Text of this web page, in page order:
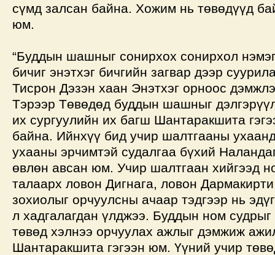
сүмд залсан байна. Хожим нь төвөдүүд
юм.
“Буддын шашныг сонирхох сонирхол
бичиг энэтхэг бичгийн загвар дээр
Тисрон Дэзэн хаан Энэтхэг орноос
Тэрээр Төвөдөд буддын шашныг
их сургуулийн их багш Шантаракшита
байна. Ийнхүү бид учир шалтгааны
ухааны эрчимтэй судалгаа бүхий
өвлөн авсан юм. Учир шалтгаан хийгээд
талаарх ловон Дигнага, ловон
зохиолыг орчуулсны ачаар тэдгээр нь
л хадгалагдан үлджээ. Буддын ном судрыг
төвөд хэлнээ орчуулах ажлыг дэмжиж
Шантаракшита гэгээн юм. Үүний учир